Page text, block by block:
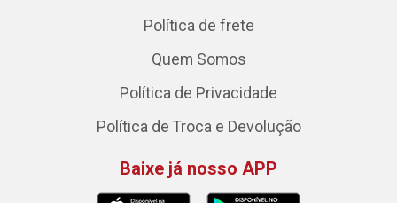
Política de frete
Quem Somos
Política de Privacidade
Política de Troca e Devolução
Baixe já nosso APP